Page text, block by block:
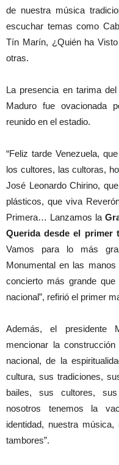
de nuestra música
escuchar temas como
Tín Marín, ¿Quién ha
otras.
La presencia en tarima
Maduro fue ovacionada
reunido en el estadio.
“Feliz tarde Venezuela,
los cultores, las cultoras,
José Leonardo Chirino,
plásticos, que viva
Primera… Lanzamos la
Querida desde el primer
Vamos para lo más
Monumental en las
concierto más grande
nacional”, refirió el primer
Además, el presidente
mencionar la
nacional, de la
cultura, sus tradiciones,
bailes, sus cultores,
nosotros tenemos la
identidad, nuestra
tambores”.